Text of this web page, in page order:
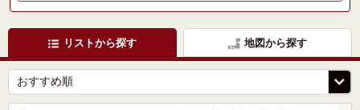
リストから探す 地図から探す